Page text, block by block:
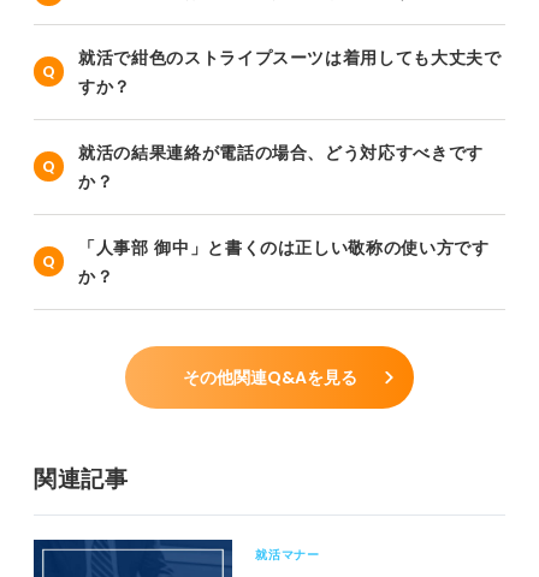
就活で紺色のストライプスーツは着用しても大丈夫で
すか？
就活の結果連絡が電話の場合、どう対応すべきです
か？
「人事部 御中」と書くのは正しい敬称の使い方です
か？
その他関連Q&Aを見る
関連記事
就活マナー